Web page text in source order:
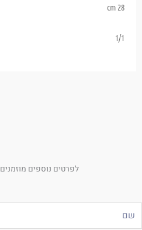
cm 28
1/1
לפרטים נוספים